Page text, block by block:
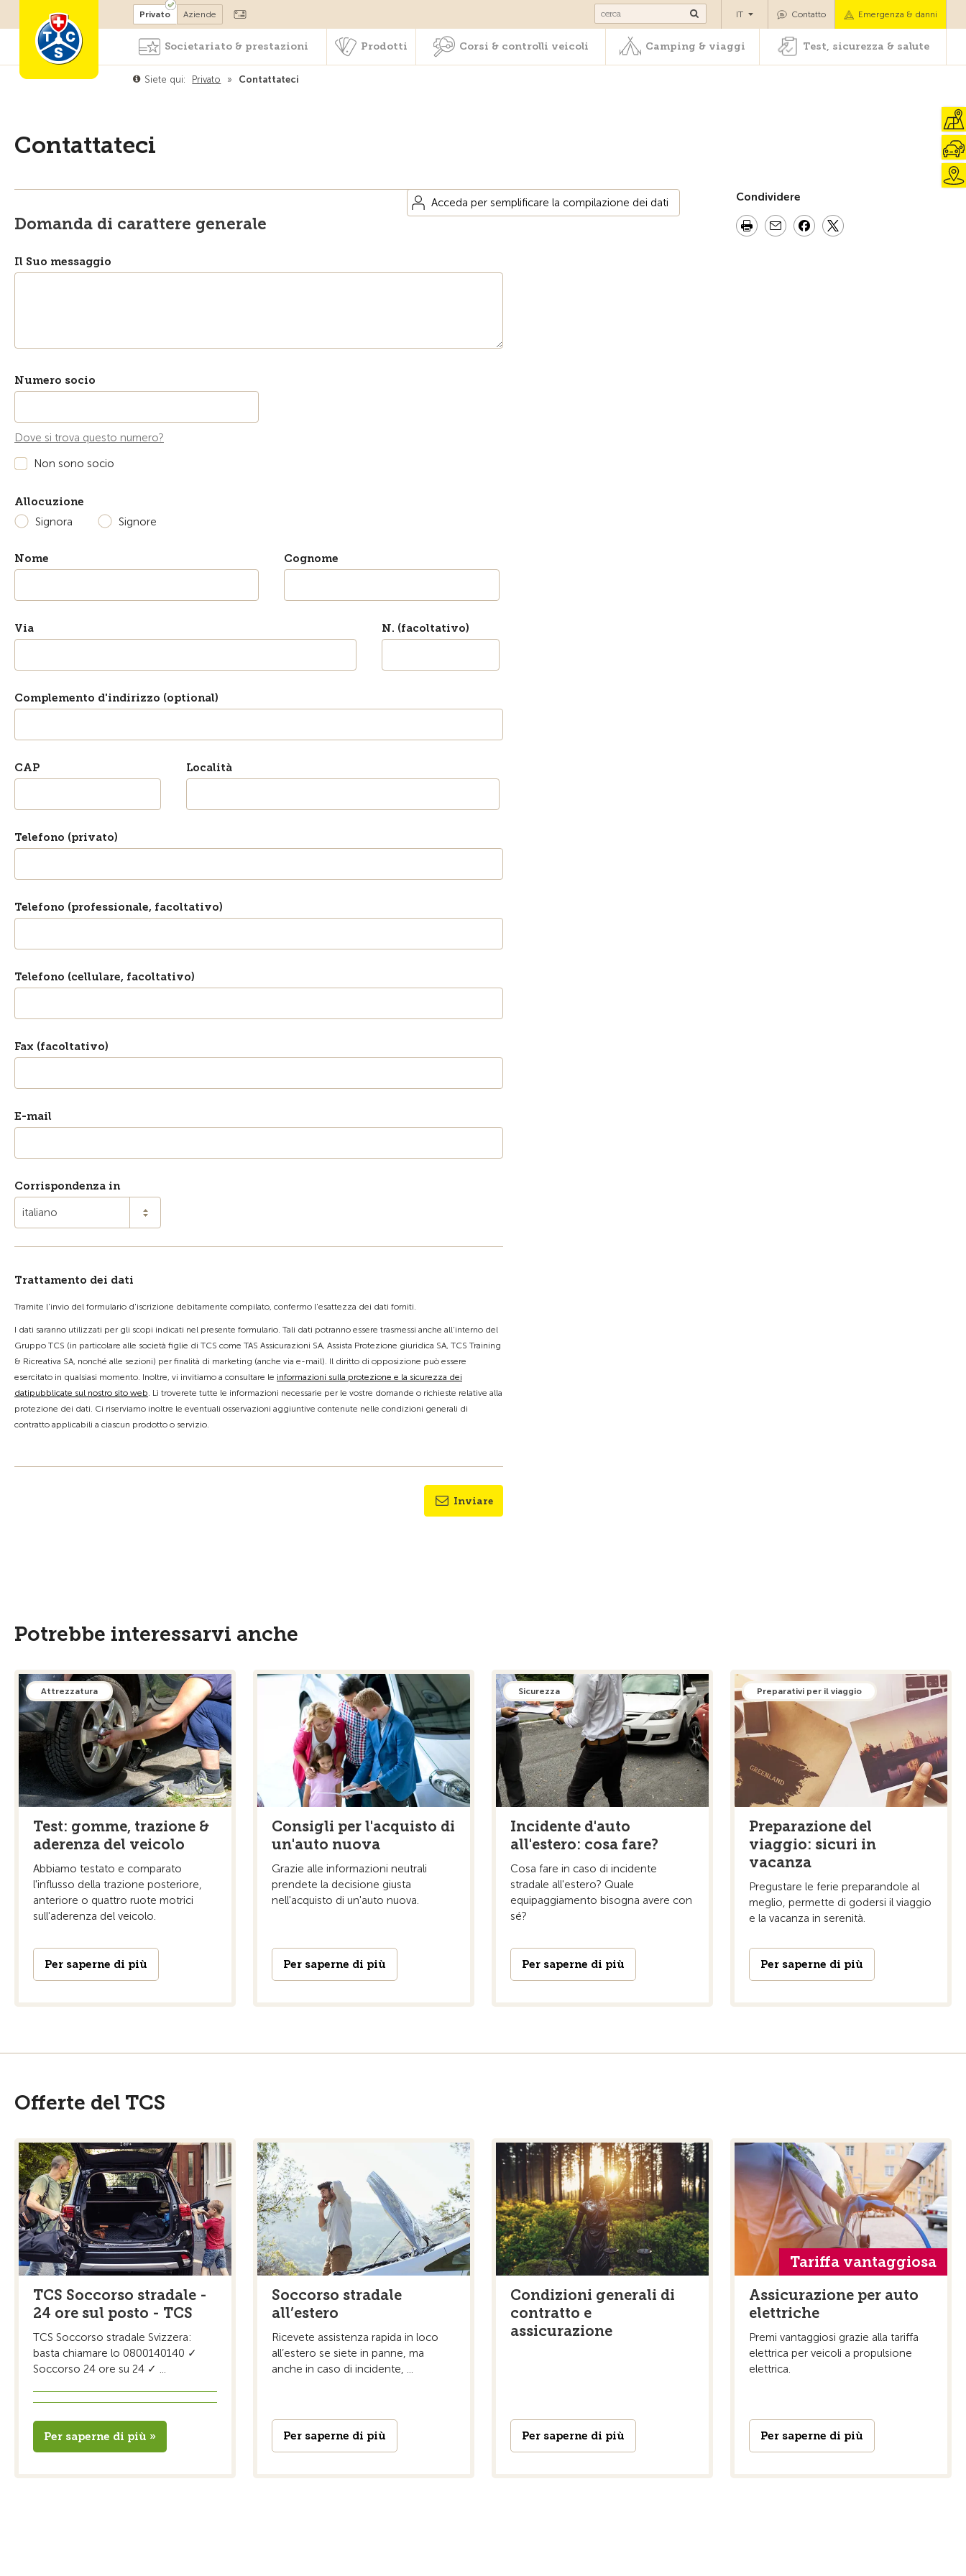
Diventare socio Corsi & controlli veicoli Camping & viaggi Test, sicurezza & salute
Privato Aziende Contatto Emergenza & danni
IT
Societariato & prestazioni Prodotti Corsi & controlli veicoli Camping & viaggi Test, sicurezza & salute
Siete qui: Privato » Contattateci
Contattateci
Acceda per semplificare la compilazione dei dati
Domanda di carattere generale
Il Suo messaggio
Numero socio
Dove si trova questo numero?
Non sono socio
Allocuzione
Signora
Signore
Nome Cognome
Via N. (facoltativo)
Complemento d'indirizzo (optional)
CAP Località
Telefono (privato)
Telefono (professionale, facoltativo)
Telefono (cellulare, facoltativo)
Fax (facoltativo)
E-mail
Corrispondenza in
italiano
Trattamento dei dati
Tramite l'invio del formulario d'iscrizione debitamente compilato, confermo l'esattezza dei dati forniti.
I dati saranno utilizzati per gli scopi indicati nel presente formulario. Tali dati potranno essere trasmessi anche all'interno del
Gruppo TCS (in particolare alle società figlie di TCS come TAS Assicurazioni SA, Assista Protezione giuridica SA, TCS Training
& Ricreativa SA, nonché alle sezioni) per finalità di marketing (anche via e-mail). Il diritto di opposizione può essere
esercitato in qualsiasi momento. Inoltre, vi invitiamo a consultare le informazioni sulla protezione e la sicurezza dei
datipubblicate sul nostro sito web. Lì troverete tutte le informazioni necessarie per le vostre domande o richieste relative alla
protezione dei dati. Ci riserviamo inoltre le eventuali osservazioni aggiuntive contenute nelle condizioni generali di
contratto applicabili a ciascun prodotto o servizio.
Inviare
Condividere
Potrebbe interessarvi anche
Attrezzatura
Test: gomme, trazione &
aderenza del veicolo
Abbiamo testato e comparato
l'influsso della trazione posteriore,
anteriore o quattro ruote motrici
sull'aderenza del veicolo.
Per saperne di più
Consigli per l'acquisto di
un'auto nuova
Grazie alle informazioni neutrali
prendete la decisione giusta
nell'acquisto di un'auto nuova.
Per saperne di più
Sicurezza
Incidente d'auto
all'estero: cosa fare?
Cosa fare in caso di incidente
stradale all'estero? Quale
equipaggiamento bisogna avere con
sé?
Per saperne di più
Preparativi per il viaggio
Preparazione del
viaggio: sicuri in
vacanza
Pregustare le ferie preparandole al
meglio, permette di godersi il viaggio
e la vacanza in serenità.
Per saperne di più
Offerte del TCS
TCS Soccorso stradale -
24 ore sul posto - TCS
TCS Soccorso stradale Svizzera:
basta chiamare lo 0800140140 ✓
Soccorso 24 ore su 24 ✓ ...
Per saperne di più »
Soccorso stradale
all’estero
Ricevete assistenza rapida in loco
all’estero se siete in panne, ma
anche in caso di incidente, ...
Per saperne di più
Condizioni generali di
contratto e
assicurazione
Per saperne di più
Tariffa vantaggiosa
Assicurazione per auto
elettriche
Premi vantaggiosi grazie alla tariffa
elettrica per veicoli a propulsione
elettrica.
Per saperne di più